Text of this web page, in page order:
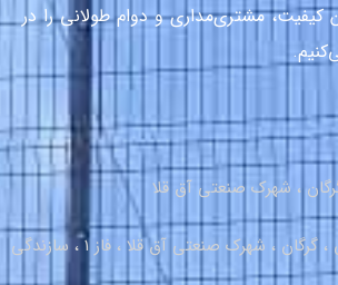
کیفیت، مشتری‌مداری و دوام طولانی را در
، شهرک صنعتی آق قلا
دفتر فروش : گلستان ، گرگان ، شهرک صنعتی آق قلا ، فاز 1 ، سازندگی